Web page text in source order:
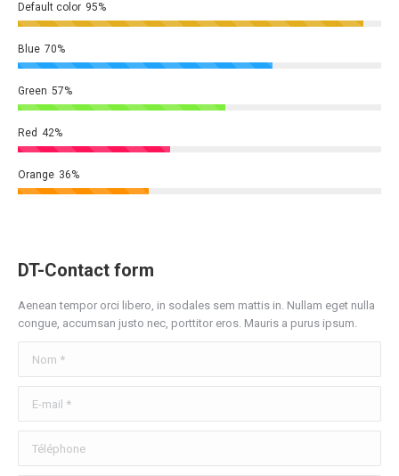
Default color 95%
Blue 70%
Green 57%
Red 42%
Orange 36%
DT-Contact form
Aenean tempor orci libero, in sodales sem mattis in. Nullam eget nulla
congue, accumsan justo nec, porttitor eros. Mauris a purus ipsum.